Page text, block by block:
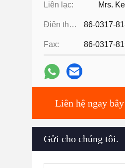
Liên lạc: Mrs.
Điện thoại: 86-0317-
Fax: 86-0317-
Liên hệ ngay
Gửi cho chúng tôi.